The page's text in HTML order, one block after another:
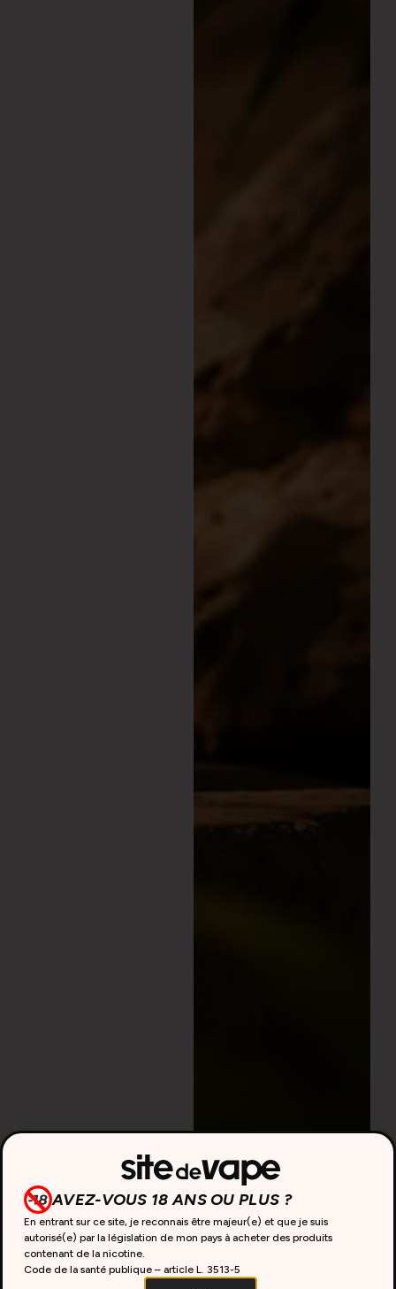
AVEZ-VOUS 18 ANS OU PLUS ?
En entrant sur ce site, je reconnais être majeur(e) et que je suis
autorisé(e) par la législation de mon pays à acheter des produits
contenant de la nicotine.
Code de la santé publique – article L. 3513-5